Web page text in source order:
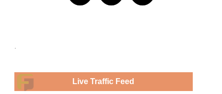
Live Traffic Feed